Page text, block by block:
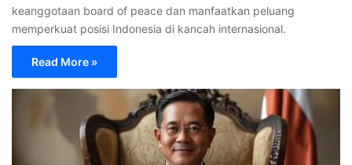
keanggotaan board of peace dan manfaatkan peluang
memperkuat posisi Indonesia di kancah internasional.
Read More »